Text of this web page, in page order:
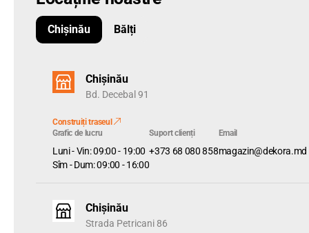
Chișinău Bălți
Chișinău
Bd. Decebal 91
Construiți traseul
Grafic de lucru
Luni - Vin: 09:00 - 19:00
Sîm - Dum: 09:00 - 16:00
Suport clienți
+373 68 080 858
Email
magazin@dekora.md
Chișinău
Strada Petricani 86